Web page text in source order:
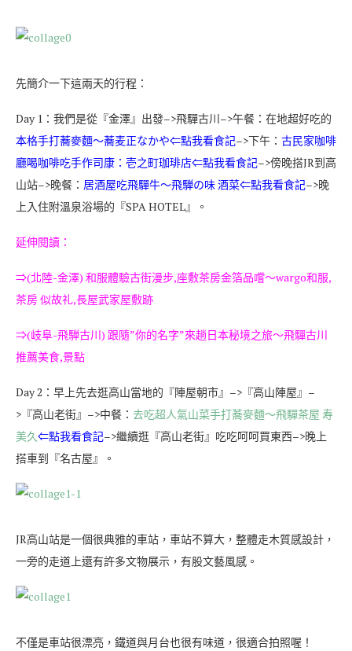
先簡介一下這兩天的行程：
Day 1：我們是從『金澤』出發–>飛驒古川–>午餐：在地超好吃的
本格手打蕎麥麵～蕎麦正なかや⇐點我看食記–>下午： 古民家咖啡
廳喝咖啡吃手作司康：壱之町珈琲店⇐點我看食記–>傍晚搭JR到高
山站–>晚餐： 居酒屋吃飛驒牛～飛騨の味 酒菜⇐點我看食記–>晚
上入住附溫泉浴場的『SPA HOTEL』。
延伸閱讀：
⇒(北陸-金澤) 和服體驗古街漫步,座敷茶房金箔品嚐～wargo和服,
茶房 似故礼,長屋武家屋敷跡
⇒(岐阜-飛騨古川) 跟隨”你的名字”來趟日本秘境之旅～飛驒古川
推薦美食,景點
Day 2：早上先去逛高山當地的『陣屋朝市』–>『高山陣屋』–
>『高山老街』–>中餐： 去吃超人氣山菜手打蕎麥麵～飛驒茶屋 寿
美久⇐點我看食記–>繼續逛『高山老街』吃吃呵呵買東西–>晚上
搭車到『名古屋』。
JR高山站是一個很典雅的車站，車站不算大，整體走木質感設計，
一旁的走道上還有許多文物展示，有股文藝風感。
不僅是車站很漂亮，鐵道與月台也很有味道，很適合拍照喔！